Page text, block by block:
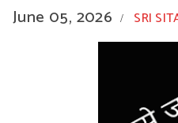
June 05, 2026 / SRI